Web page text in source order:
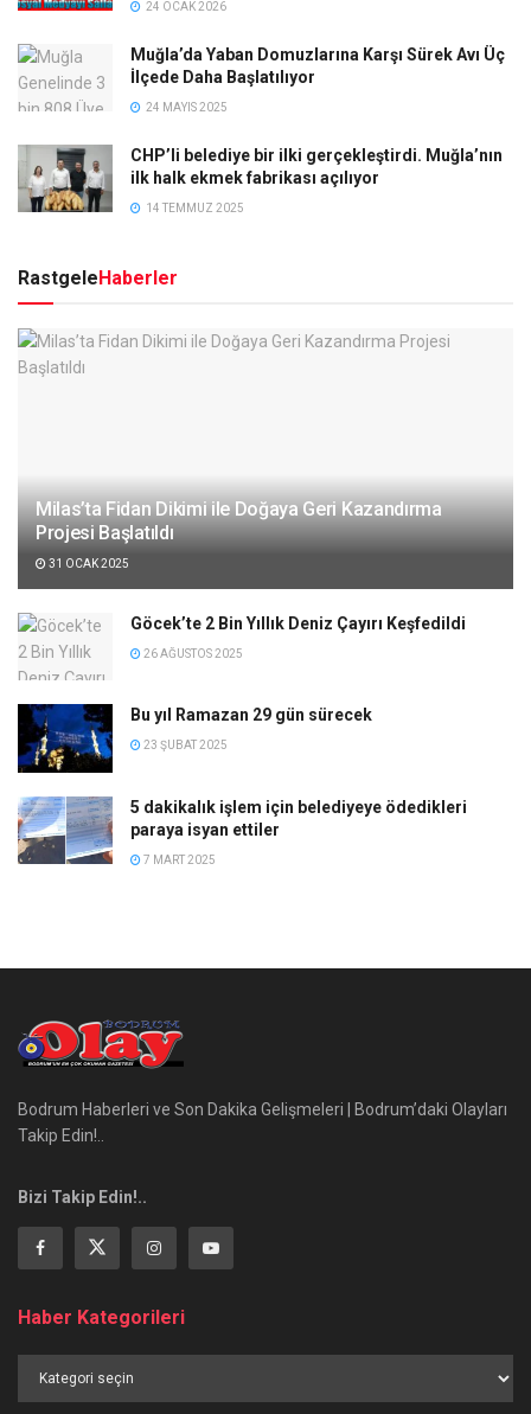
24 OCAK 2026
Muğla’da Yaban Domuzlarına Karşı Sürek Avı Üç
İlçede Daha Başlatılıyor
24 MAYIS 2025
CHP’li belediye bir ilki gerçekleştirdi. Muğla’nın
ilk halk ekmek fabrikası açılıyor
14 TEMMUZ 2025
Rastgele Haberler
Milas’ta Fidan Dikimi ile Doğaya Geri Kazandırma
Projesi Başlatıldı
31 OCAK 2025
Göcek’te 2 Bin Yıllık Deniz Çayırı Keşfedildi
26 AĞUSTOS 2025
Bu yıl Ramazan 29 gün sürecek
23 ŞUBAT 2025
5 dakikalık işlem için belediyeye ödedikleri
paraya isyan ettiler
7 MART 2025
Bodrum Haberleri ve Son Dakika Gelişmeleri | Bodrum’daki Olayları
Takip Edin!..
Bizi Takip Edin!..
Haber Kategorileri
Kategorileri